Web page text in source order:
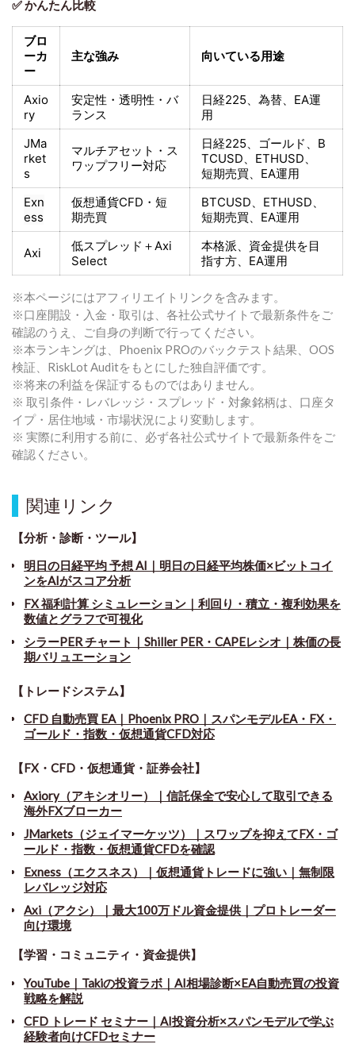
✅ かんたん比較
ブロ
ーカ
ー
主な強み 向いている用途
Axio
ry
安定性・透明性・バ
ランス
日経225、為替、EA運
用
JMa
rket
s
マルチアセット・ス
ワップフリー対応
日経225、ゴールド、 B
TCUSD、ETHUSD、
短期売買、EA運用
Exn
ess
仮想通貨CFD・短
期売買
BTCUSD、ETHUSD、
短期売買、EA運用
Axi 低スプレッド＋Axi
Select
本格派、資金提供を目
指す方、EA運用
※本ページにはアフィリエイトリンクを含みます。
※口座開設・入金・取引は、各社公式サイトで最新条件をご
確認のうえ、ご自身の判断で行ってください。
※本ランキングは、Phoenix PROのバックテスト結果、OOS
検証、RiskLot Auditをもとにした独自評価です。
※将来の利益を保証するものではありません。
※ 取引条件・レバレッジ・スプレッド・対象銘柄は、口座タ
イプ・居住地域・市場状況により変動します。
※ 実際に利用する前に、必ず各社公式サイトで最新条件をご
確認ください。
関連リンク
【分析・診断・ツール】
明日の日経平均 予想 AI｜明日の日経平均株価×ビットコイ
ンをAIがスコア分析
FX 福利計算 シミュレーション｜利回り・積立・複利効果を
数値とグラフで可視化
シラーPER チャート ｜ Shiller PER・CAPEレシオ｜株価の長
期バリュエーション
【トレードシステム】
CFD 自動売買 EA｜Phoenix PRO｜スパンモデルEA・FX・
ゴールド・指数・仮想通貨CFD対応
【FX・CFD・仮想通貨・証券会社】
Axiory（アキシオリー）｜信託保全で安心して取引できる
海外FXブローカー
JMarkets（ジェイマーケッツ）｜スワップを抑えてFX・ゴ
ールド・指数・仮想通貨CFDを確認
Exness（エクスネス）｜仮想通貨トレードに強い｜無制限
レバレッジ対応
Axi（アクシ）｜最大100万ドル資金提供｜プロトレーダー
向け環境
【学習・コミュニティ・資金提供】
YouTube｜Takiの投資ラボ｜AI相場診断×EA自動売買の投資
戦略を解説
CFD トレード セミナー ｜ AI投資分析×スパンモデルで学ぶ
経験者向けCFDセミナー